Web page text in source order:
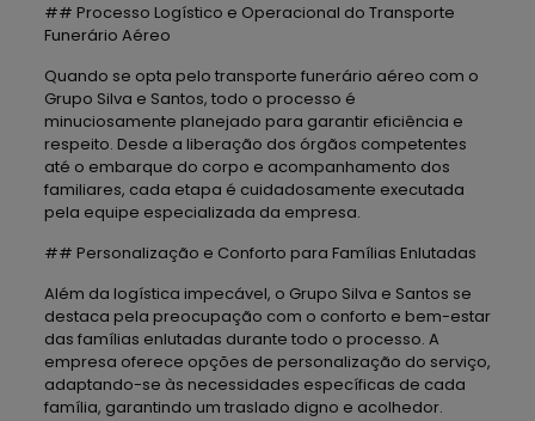
## Processo Logístico e Operacional do Transporte
Funerário Aéreo
Quando se opta pelo transporte funerário aéreo com o
Grupo Silva e Santos, todo o processo é
minuciosamente planejado para garantir eficiência e
respeito. Desde a liberação dos órgãos competentes
até o embarque do corpo e acompanhamento dos
familiares, cada etapa é cuidadosamente executada
pela equipe especializada da empresa.
## Personalização e Conforto para Famílias Enlutadas
Além da logística impecável, o Grupo Silva e Santos se
destaca pela preocupação com o conforto e bem-estar
das famílias enlutadas durante todo o processo. A
empresa oferece opções de personalização do serviço,
adaptando-se às necessidades específicas de cada
família, garantindo um traslado digno e acolhedor.